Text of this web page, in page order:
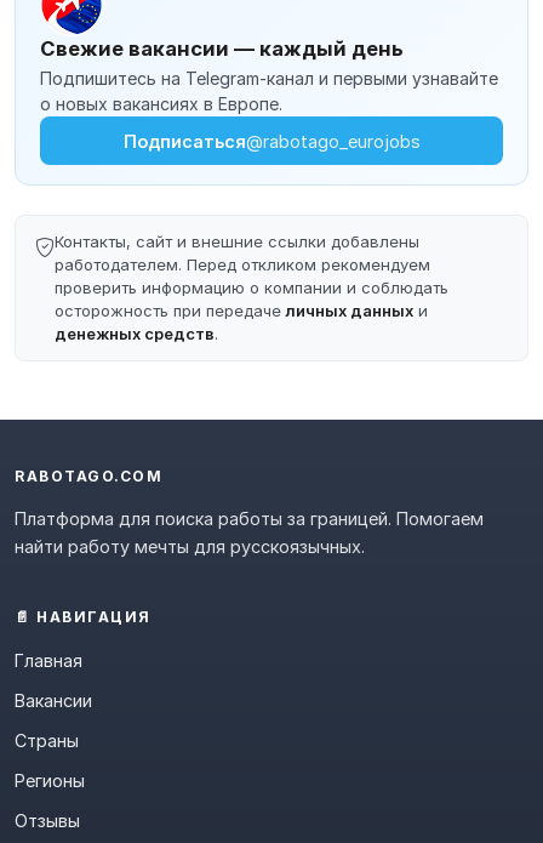
Свежие вакансии — каждый день
Подпишитесь на Telegram-канал и первыми узнавайте
о новых вакансиях в Европе.
Подписаться@rabotago_eurojobs
Контакты, сайт и внешние ссылки добавлены
работодателем. Перед откликом рекомендуем
проверить информацию о компании и соблюдать
осторожность при передачеличных данных и
денежных средств.
RABOTAGO.COM
Платформа для поиска работы за границей. Помогаем
найти работу мечты для русскоязычных.
📄 НАВИГАЦИЯ
Главная
Вакансии
Страны
Регионы
Отзывы